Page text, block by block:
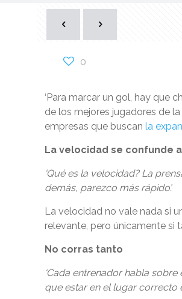
0
‘Para marcar un gol, hay que
de los mejores jugadores de
empresas que buscanla
La velocidad se confunde
‘Qué es la velocidad? La
demás, parezco más rápido’.
La velocidad no vale nada si
relevante, pero únicamente si
No corras tanto
‘Cada entrenador habla
que estar en el lugar correcto